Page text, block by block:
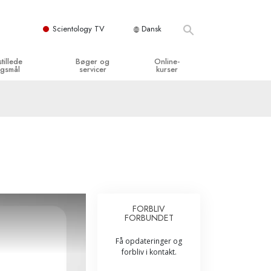
Scientology TV Dansk
organisationerne
Bøger og
servicer
Online-
kurser
Assister ved sygdom og skader
Integritet og ærlighed
FORBLIV
FORBUNDET
Få opdateringer og
forbliv i kontakt.